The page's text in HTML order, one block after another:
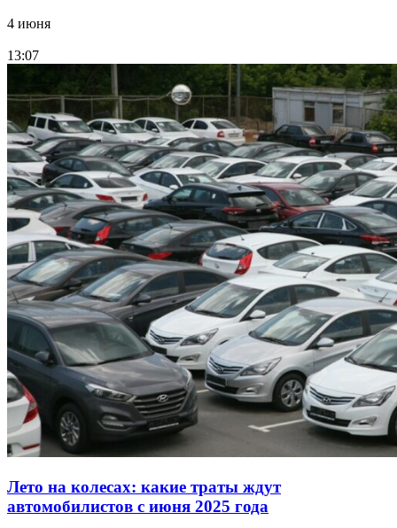
4 июня
13:07
Лето на колесах: какие траты ждут
автомобилистов с июня 2025 года